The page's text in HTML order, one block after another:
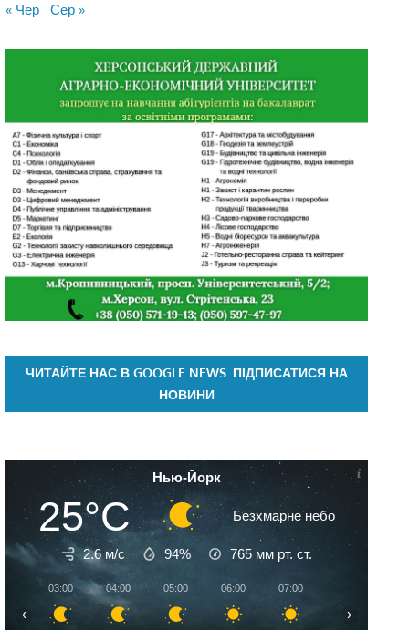
« Чер Сер »
ЧИТАЙТЕ НАС В GOOGLE NEWS. ПІДПИСАТИСЯ НА
НОВИНИ
Нью-Йорк
25°C Безхмарне небо
2.6 м/с 94% 765 мм рт. ст.
03:00 04:00 05:00 06:00 07:00
‹ ›